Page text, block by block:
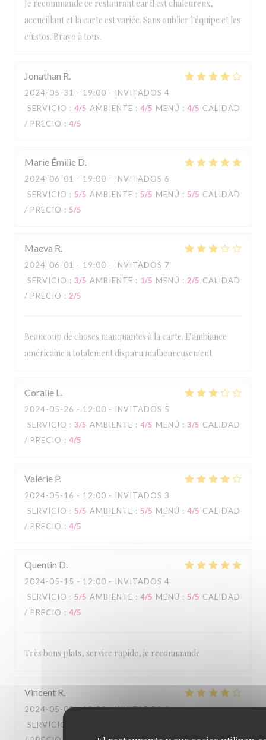
Je recommande ce restaurant car il est chaleureux,
accueillant et la carte est variée. Sans oublier l'équipe et les
cuistos. Bravo à tous.
Jonathan R
2024-05-31 - 19:00 - INVITADOS 4
SERVICIO : 4/5 AMBIENTE : 4/5 MENÚ : 4/5 CALIDAD
/ PRECIO : 4/5
Marie Émilie D
2024-06-01 - 19:00 - INVITADOS 6
SERVICIO : 5/5 AMBIENTE : 5/5 MENÚ : 5/5 CALIDAD
/ PRECIO : 5/5
Maeva R
2024-06-01 - 19:00 - INVITADOS 7
SERVICIO : 3/5 AMBIENTE : 1/5 MENÚ : 2/5 CALIDAD
/ PRECIO : 2/5
Beaucoup de choses manquantes à la carte. L’ambiance
américaine a totalement disparu malheureusement
Coralie L
2024-05-26 - 12:00 - INVITADOS 5
SERVICIO : 3/5 AMBIENTE : 4/5 MENÚ : 3/5 CALIDAD
/ PRECIO : 4/5
Valérie P
2024-05-16 - 12:00 - INVITADOS 3
SERVICIO : 5/5 AMBIENTE : 5/5 MENÚ : 4/5 CALIDAD
/ PRECIO : 4/5
Quentin D
2024-05-15 - 12:00 - INVITADOS 4
SERVICIO : 5/5 AMBIENTE : 4/5 MENÚ : 5/5 CALIDAD
/ PRECIO : 4/5
Très bons plats, service rapide, je recommande
Vincent R
2024-05-09- 19:00 - INVITADOS 4
SERVICIO
Tommy's Diner Café